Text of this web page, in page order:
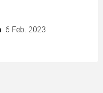
6 Feb. 2023